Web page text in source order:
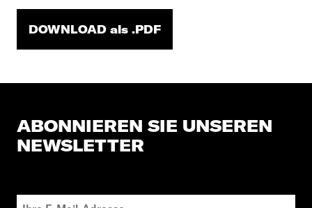
DOWNLOAD als .PDF
ABONNIEREN SIE UNSEREN
NEWSLETTER